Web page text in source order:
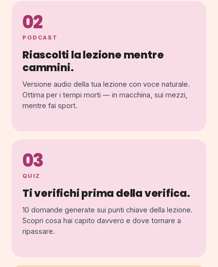
02
PODCAST
Riascolti la lezione mentre
cammini.
Versione audio della tua lezione con voce naturale.
Ottima per i tempi morti — in macchina, sui mezzi,
mentre fai sport.
03
QUIZ
Ti verifichi prima della verifica.
10 domande generate sui punti chiave della lezione.
Scopri cosa hai capito davvero e dove tornare a
ripassare.